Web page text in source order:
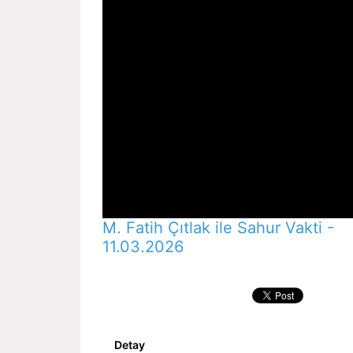
M. Fatih Çıtlak ile Sahur Vakti -
11.03.2026
Detay